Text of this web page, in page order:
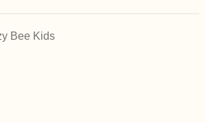
Bee Kids